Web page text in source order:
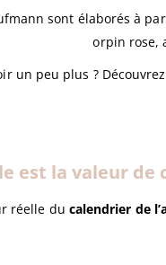
sont élaborés à
orpin rose,
un peu plus ?
est la valeur de
réelle du calendrier de